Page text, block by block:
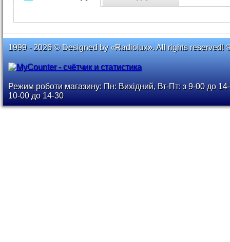
1999 - 2026 © Designed by «Radiolux». All rights reserved!
Режим роботи магазину: Пн: Вихідний, Вт-Пт: з 9-00 до
10-00 до 14-30